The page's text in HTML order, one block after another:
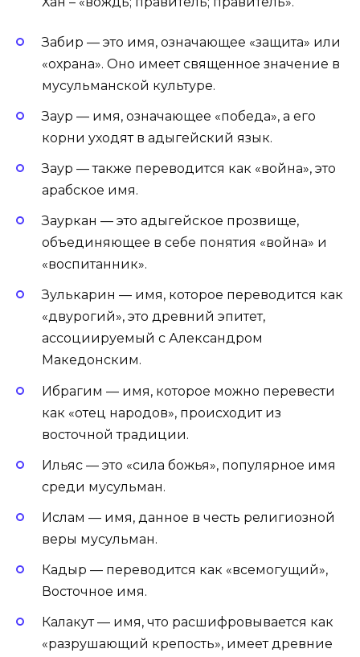
Забир — это имя, означающее «защита» или
«охрана». Оно имеет священное значение в
мусульманской культуре.
Заур — имя, означающее «победа», а его
корни уходят в адыгейский язык.
Заур — также переводится как «война», это
арабское имя.
Зауркан — это адыгейское прозвище,
объединяющее в себе понятия «война» и
«воспитанник».
Зулькарин — имя, которое переводится как
«двурогий», это древний эпитет,
ассоциируемый с Александром
Македонским.
Ибрагим — имя, которое можно перевести
как «отец народов», происходит из
восточной традиции.
Ильяс — это «сила божья», популярное имя
среди мусульман.
Ислам — имя, данное в честь религиозной
веры мусульман.
Кадыр — переводится как «всемогущий»,
Восточное имя.
Калакут — имя, что расшифровывается как
«разрушающий крепость», имеет древние